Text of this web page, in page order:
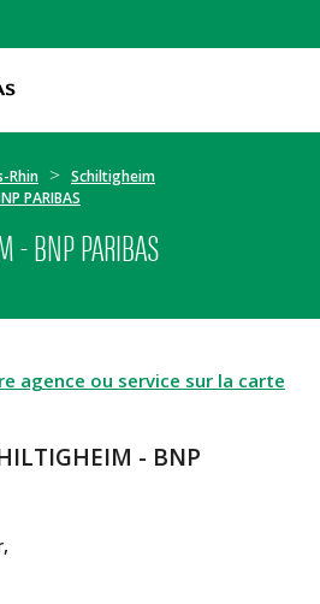
Rhin
Schiltigheim
PARIBAS
- BNP PARIBAS
agence ou service sur la carte
- BNP